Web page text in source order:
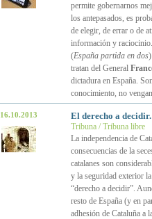
permite gobernarnos
los antepasados, es
de elegir, de errar o de
información y
(España partida en dos
tratan del General
dictadura en España.
conocimiento, no
16.10.2013 El derecho a
Tribuna / Tribuna libre
La independencia de
consecuencias de la
catalanes son
y la seguridad exterior
“derecho a decidir”.
resto de España (y en
adhesión de Cataluña a